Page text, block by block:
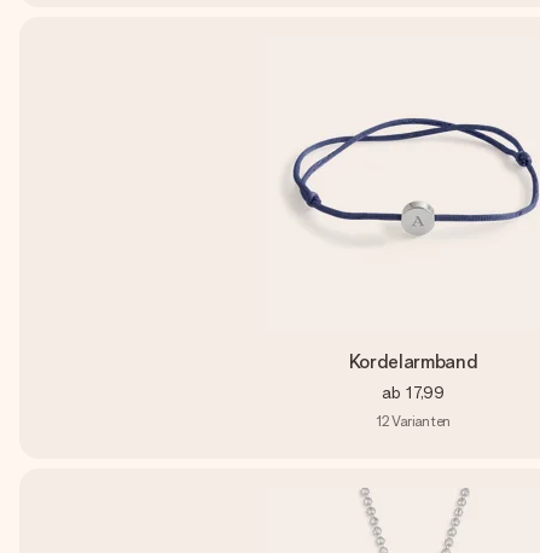
Kordelarmband
ab 17,99
12Varianten